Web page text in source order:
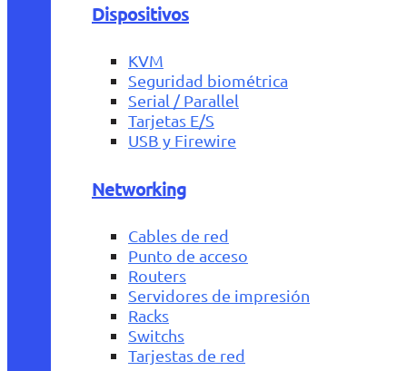
Dispositivos
KVM
Seguridad biométrica
Serial / Parallel
Tarjetas E/S
USB y Firewire
Networking
Cables de red
Punto de acceso
Routers
Servidores de impresión
Racks
Switchs
Tarjestas de red